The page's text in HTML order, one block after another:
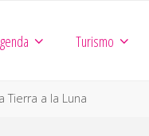
Turismo
Tierra a la Luna